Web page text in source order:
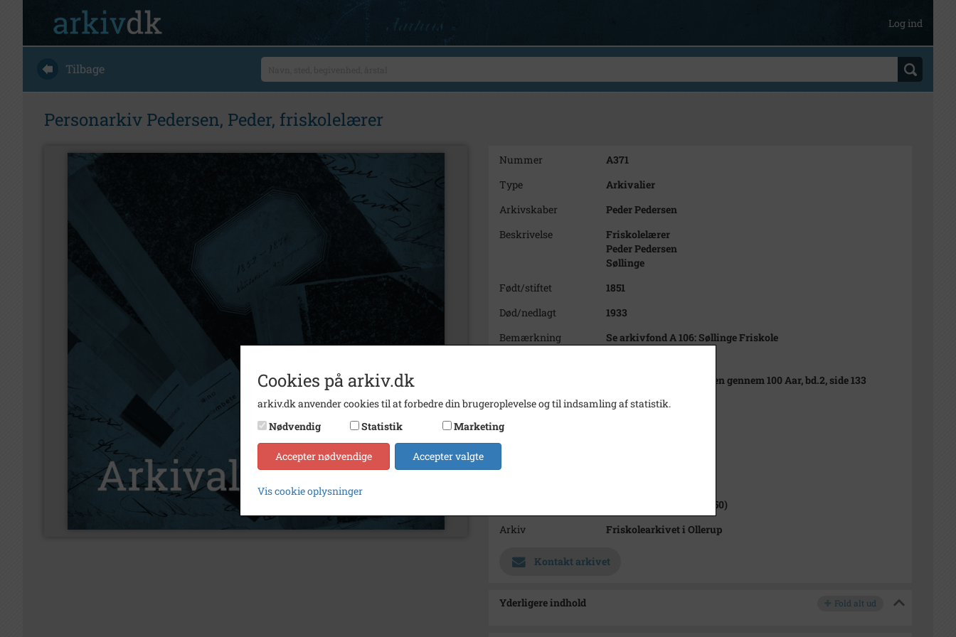
Log ind
Tilbage
Personarkiv Pedersen, Peder, friskolelærer
Nummer
A371
Type
Arkivalier
Arkivskaber
Peder Pedersen
Beskrivelse
Friskolelærer
Peder Pedersen
Søllinge
Født/stiftet
1851
Død/nedlagt
1933
Bemærkning
Se arkivfond A 106: Søllinge Friskole
A. Ankerstrøm: Friskolen gennem 100 Aar, bd.2, side 133
Årstal
1933
Dateringsnote
Søllinge Sogn (1000-2050)
Arkiv
Friskolearkivet i Ollerup
Kontakt arkivet
Yderligere indhold Fold alt ud
Cookies på arkiv.dk
arkiv.dk anvender cookies til at forbedre din brugeroplevelse og til indsamling af statistik.
Nødvendig
Statistik Marketing
Accepter nødvendige Accepter valgte
Vis cookie oplysninger